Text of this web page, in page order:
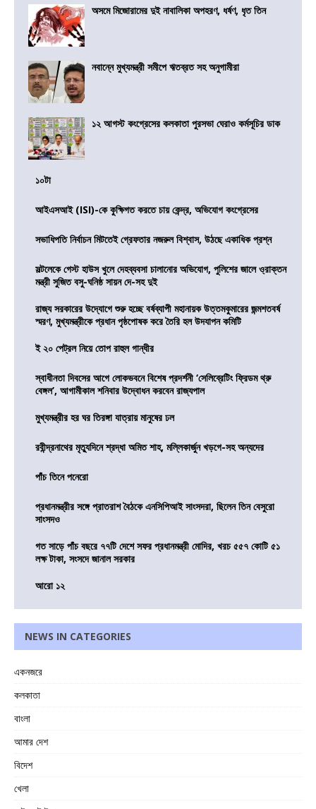
অসমে মিজোরামের দুই নাবালিকা অপহরণ, ধর্ষণ, ধৃত তিন
নবান্নে মুখ্যমন্ত্রী সমীপে ঋতব্রত সহ অনুগামীরা
১২ আগস্ট কংগ্রেসের কলকাতা পুরসভা ঘেরাও কর্মসূচির ডাক
১০টা
আইএসআই (ISI)-কে কুক্ষিগত করতে চায় কেন্দ্র, অভিযোগ কংগ্রেসের
সভাধিপতি নির্বাচন মিটতেই গ্রেফতার নজরুল বিশ্বাস, উঠছে একাধিক প্রশ্ন
সল্টলেকে গেস্ট হাউস খুলে দেহব্যবসা চালানোর অভিযোগ, পুলিশের জালে ও্রাক্তন
মন্ত্রী সুজিত বসু-ঘনিষ্ঠ সায়ন দে-সহ দুই
রাজ্য সরকারের উদ্যোগে শুরু হচ্ছে বর্ষব্যাপী মহানায়ক উত্তমকুমারের জন্মশতবর্ষ
স্মরণ, মুখ্যমন্ত্রীকে প্রধান পৃষ্ঠপোষক করে তৈরি হল উদযাপন কমিটি
ই ২০ পেট্রল নিয়ে তোপ রাহুল গান্ধীর
স্বাধীনতা দিবসের আগে লোকভবনে বিশেষ প্রদর্শনী ‘সেলিব্রেটিং ফ্রিডম থ্রু
বেঙ্গল’, আগামীকাল শনিবার উদ্বোধন করবেন রাজ্যপাল
মুখ্যমন্ত্রীর হর ঘর তিরঙ্গা যাত্রায় মানুষের ঢল
রবীন্দ্রনাথের মৃত্যুদিনে শ্রদ্ধা অমিত শাহ, মল্লিকার্জুন খড়গে-সহ অন্যদের
পাঁচ তিনে পনেরো
প্রধানমন্ত্রীর সঙ্গে প্রাতরাশ বৈঠকে এনসিপিআই সাংসদরা, ছিলেন তিন বেসুরো
সাংসদও
গত সাড়ে পাঁচ বছরে ৭৭টি দেশে সফর প্রধানমন্ত্রী মোদির, খরচ ৫৫৭ কোটি ৫১
লক্ষ টাকা, সংসদে জানাল সরকার
আরো ১২
NEWS IN CATEGORIES
একনজরে
কলকাতা
বাংলা
আমার দেশ
বিদেশ
খেলা